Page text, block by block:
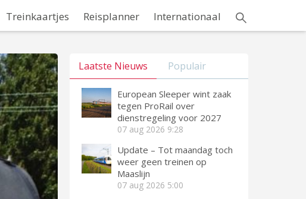
Treinkaartjes Reisplanner Internationaal
Laatste Nieuws Populair
European Sleeper wint zaak
tegen ProRail over
dienstregeling voor 2027
07 aug 2026 9:28
Update – Tot maandag toch
weer geen treinen op
Maaslijn
07 aug 2026 5:00